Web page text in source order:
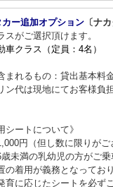
ー追加オプション 〔ナ
スがご選択頂けます。
車クラス（定員：4名）
まれるもの：貸出基本料
ン代は現地にてお客様負
シートについて》
円（但し数に限りがご
未満の乳幼児の方がご
の着用が義務となっており
育に応じたシートを必ず